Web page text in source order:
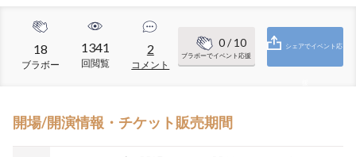
18
ブラボー
1341
回閲覧
2
コメント
0/ 10
ブラボーでイベント応援
シェアでイベント応
開場/開演情報・チケット販売期間